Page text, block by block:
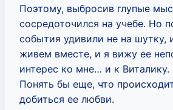
Поэтому, выбросив глупые
сосредоточился на учебе. Но
события удивили не на шутку,
живем вместе, и я вижу ее
интерес ко мне… и к Виталику.
Понять бы еще, что
добиться ее любви.